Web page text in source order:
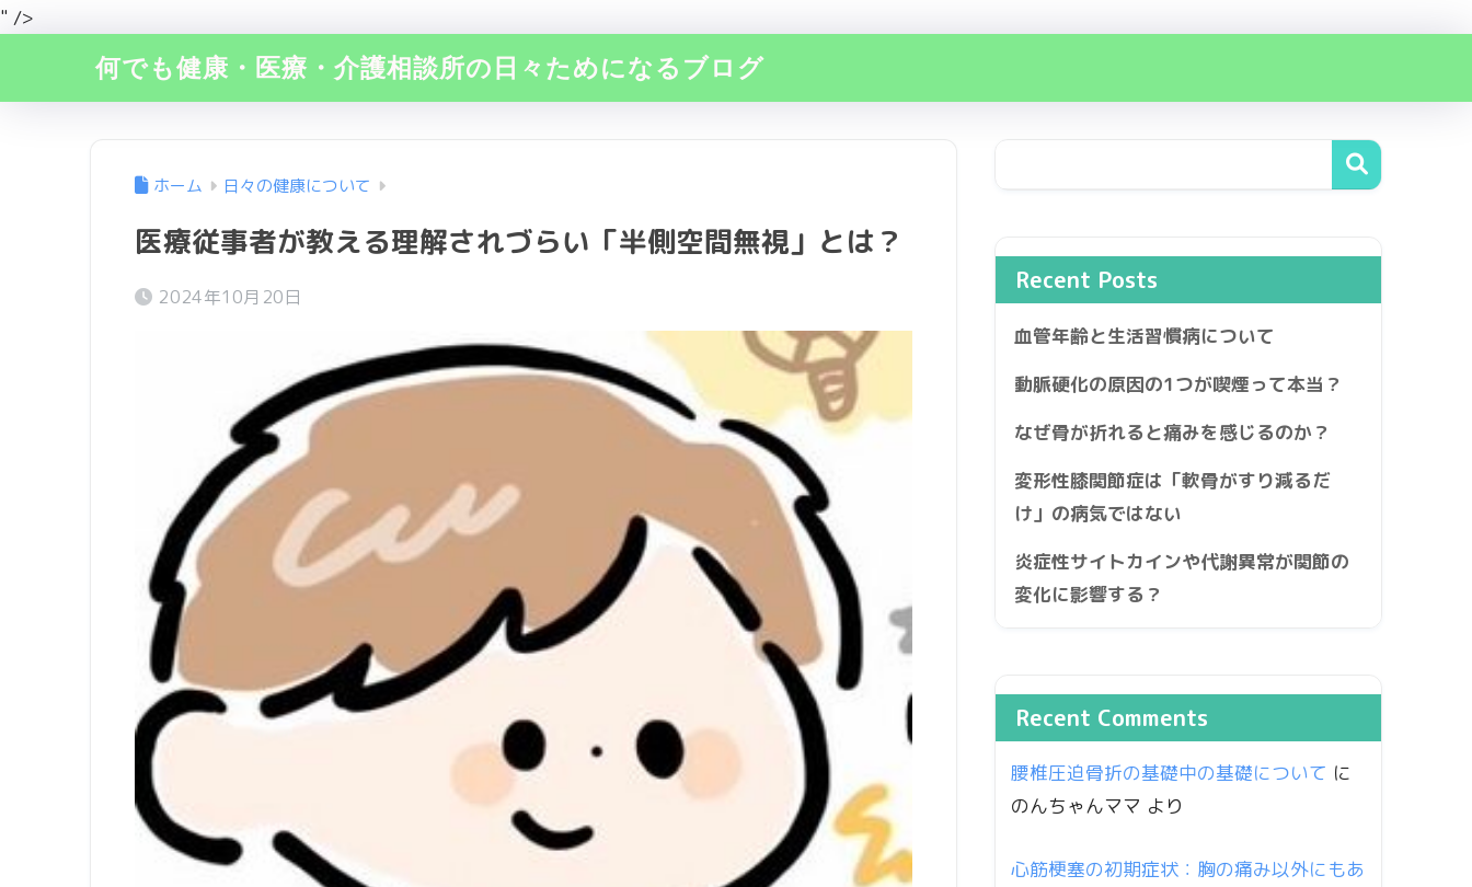
" />
何でも健康・医療・介護相談所の日々ためになるブログ
ホーム 日々の健康について
医療従事者が教える理解されづらい「半側空間無視」とは？
2024年10月20日
Recent Posts
血管年齢と生活習慣病について
動脈硬化の原因の1つが喫煙って本当？
なぜ骨が折れると痛みを感じるのか？
変形性膝関節症は「軟骨がすり減るだ
け」の病気ではない
炎症性サイトカインや代謝異常が関節の
変化に影響する？
Recent Comments
腰椎圧迫骨折の基礎中の基礎について に
のんちゃんママ より
心筋梗塞の初期症状：胸の痛み以外にもあ